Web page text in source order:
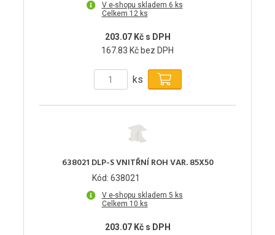
V e-shopu skladem 6 ks
Celkem 12 ks
203.07 Kč s DPH
167.83 Kč bez DPH
ks
638021 DLP-S VNITŘNÍ ROH VAR. 85X50
Kód: 638021
V e-shopu skladem 5 ks
Celkem 10 ks
203.07 Kč s DPH